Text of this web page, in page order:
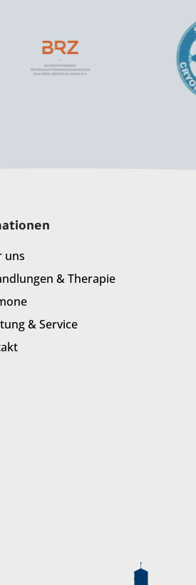
uns
& Therapie
& Service